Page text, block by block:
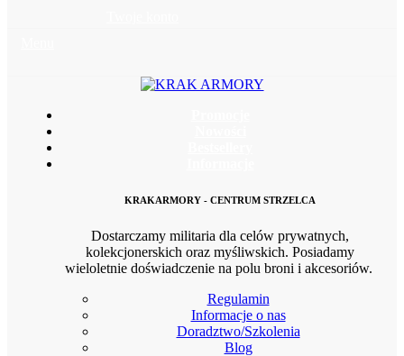
KRAKARMORY - CENTRUM STRZELCA
Dostarczamy militaria dla celów prywatnych,
kolekcjonerskich oraz myśliwskich. Posiadamy
wieloletnie doświadczenie na polu broni i akcesoriów.
Regulamin
Informacje o nas
Doradztwo/Szkolenia
Blog